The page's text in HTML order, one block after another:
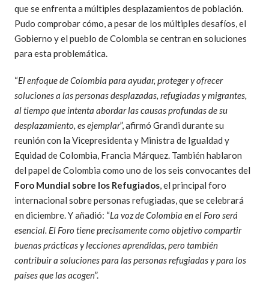
que se enfrenta a múltiples desplazamientos de población.
Pudo comprobar cómo, a pesar de los múltiples desafíos, el
Gobierno y el pueblo de Colombia se centran en soluciones
para esta problemática.
“El enfoque de Colombia para ayudar, proteger y ofrecer
soluciones a las personas desplazadas, refugiadas y migrantes,
al tiempo que intenta abordar las causas profundas de su
desplazamiento, es ejemplar”, afirmó Grandi durante su
reunión con la Vicepresidenta y Ministra de Igualdad y
Equidad de Colombia, Francia Márquez. También hablaron
del papel de Colombia como uno de los seis convocantes del
Foro Mundial sobre los Refugiados, el principal foro
internacional sobre personas refugiadas, que se celebrará
en diciembre. Y añadió: “La voz de Colombia en el Foro será
esencial. El Foro tiene precisamente como objetivo compartir
buenas prácticas y lecciones aprendidas, pero también
contribuir a soluciones para las personas refugiadas y para los
países que las acogen”.